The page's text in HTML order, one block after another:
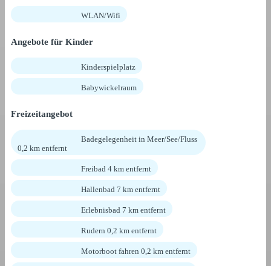
WLAN/Wifi
Angebote für Kinder
Kinderspielplatz
Babywickelraum
Freizeitangebot
Badegelegenheit in Meer/See/Fluss
0,2 km entfernt
Freibad 4 km entfernt
Hallenbad 7 km entfernt
Erlebnisbad 7 km entfernt
Rudern 0,2 km entfernt
Motorboot fahren 0,2 km entfernt